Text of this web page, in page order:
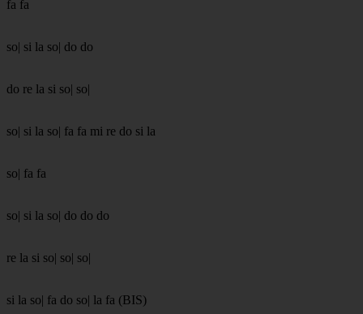
fa fa
so| si la so| do do
do re la si so| so|
so| si la so| fa fa mi re do si la
so| fa fa
so| si la so| do do do
re la si so| so| so|
si la so| fa do so| la fa (BIS)